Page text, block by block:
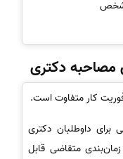
مشخص
مصاحبه دکتری
کار متفاوت است.
داوطلبان دکتری
متقاضی قابل